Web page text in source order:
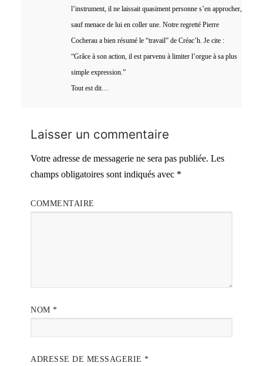
l’instrument, il ne laissait quasiment personne s’en approcher,
sauf menace de lui en coller une. Notre regretté Pierre
Cocherau a bien résumé le “travail” de Créac’h. Je cite :
“Grâce à son action, il est parvenu à limiter l’orgue à sa plus
simple expression.”
Tout est dit…
Laisser un commentaire
Votre adresse de messagerie ne sera pas publiée. Les
champs obligatoires sont indiqués avec *
COMMENTAIRE
NOM *
ADRESSE DE MESSAGERIE *